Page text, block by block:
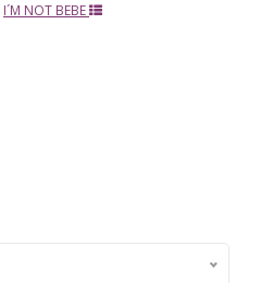
I´M NOT BEBE